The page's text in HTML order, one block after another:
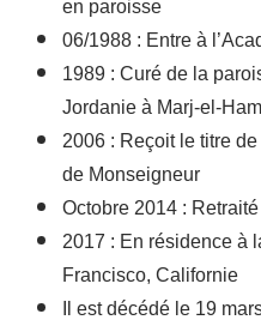
06/1988 : Entre à
1989 : Curé de la
Jordanie à Marj-el-
2006 : Reçoit le titre
de Monseigneur
Octobre 2014 :
2017 : En résidence à
Francisco, Californie
Il est décédé le 19